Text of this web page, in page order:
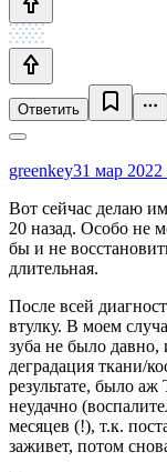
Ответить
greenkey31 мар 2022
Вот сейчас делаю
20 назад. Особо не
бы и не
длительная.
После всей
втулку. В моем
зуба не было давно,
деградация ткани/
результате, было
неудачно
месяцев (!), т.к.
заживет, потом